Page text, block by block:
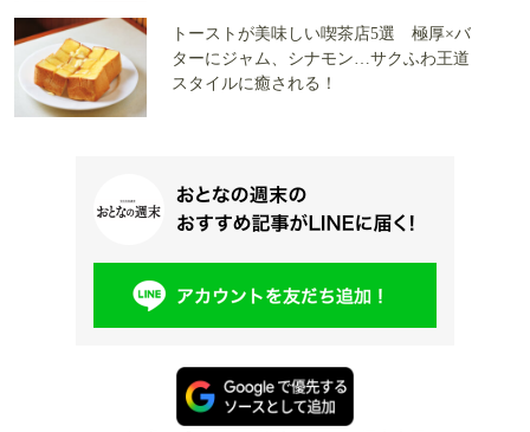
トーストが美味しい喫茶店5選 極厚×バ
ターにジャム、シナモン…サクふわ王道
スタイルに癒される！